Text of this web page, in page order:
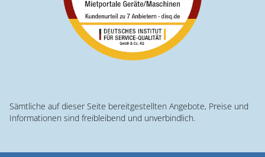
Sämtliche auf dieser Seite bereitgestellten Angebote, Preise und
Informationen sind freibleibend und unverbindlich.